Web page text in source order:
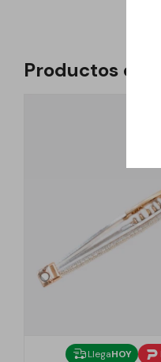
Productos
LlegaHOY